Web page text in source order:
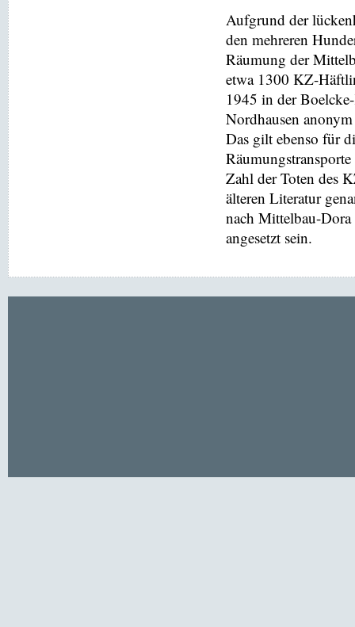
Aufgrund der
den mehreren
Räumung der
etwa 1300 KZ-
1945 in der
Nordhausen
Das gilt ebenso für
Zahl der Toten des
älteren Literatur
nach Mittelbau-
angesetzt sein.